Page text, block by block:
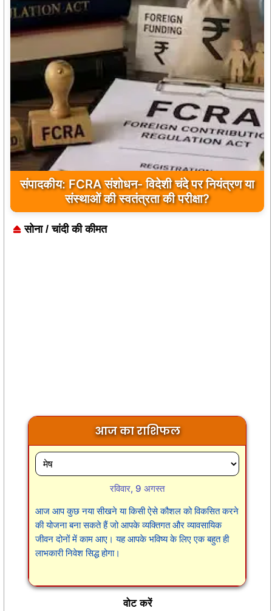
संपादकीय: FCRA संशोधन- विदेशी चंदे पर नियंत्रण या
संस्थाओं की स्वतंत्रता की परीक्षा?
सोना / चांदी की कीमत
आज का राशिफल
रविवार, 9 अगस्त
आज आप कुछ नया सीखने या किसी ऐसे कौशल को विकसित करने
की योजना बना सकते हैं जो आपके व्यक्तिगत और व्यावसायिक
जीवन दोनों में काम आए। यह आपके भविष्य के लिए एक बहुत ही
लाभकारी निवेश सिद्ध होगा।
वोट करें